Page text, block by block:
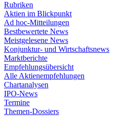
Rubriken
Aktien im Blickpunkt
Ad hoc-Mitteilungen
Bestbewertete News
Meistgelesene News
Konjunktur- und Wirtschaftsnews
Marktberichte
Empfehlungsübersicht
Alle Aktienempfehlungen
Chartanalysen
IPO-News
Termine
Themen-Dossiers